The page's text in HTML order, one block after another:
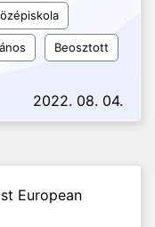
Beosztott
2022. 08. 04.
European